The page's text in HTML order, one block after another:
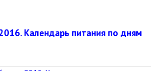
Календарь питания по дням